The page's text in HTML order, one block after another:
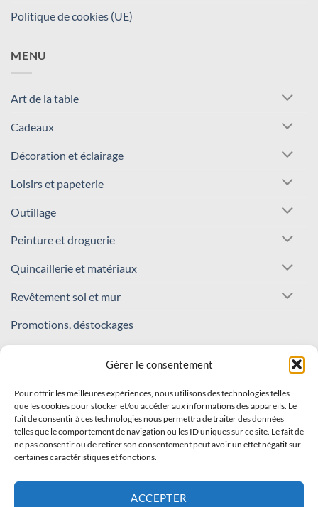
Gérer le consentement
Pour offrir les meilleures expériences, nous utilisons des technologies telles
que les cookies pour stocker et/ou accéder aux informations des appareils. Le
fait de consentir à ces technologies nous permettra de traiter des données
telles que le comportement de navigation ou les ID uniques sur ce site. Le fait de
ne pas consentir ou de retirer son consentement peut avoir un effet négatif sur
certaines caractéristiques et fonctions.
ACCEPTER
Politique de cookies (UE)
MENU
Art de la table
Cadeaux
Décoration et éclairage
Loisirs et papeterie
Outillage
Peinture et droguerie
Quincaillerie et matériaux
Revêtement sol et mur
Promotions, déstockages
REJOIGNEZ NOTRE COMMUNAUTÉ !
Inscrivez-vous à notre newsletter
Recevez nos offres et nouveautés en avant-première !